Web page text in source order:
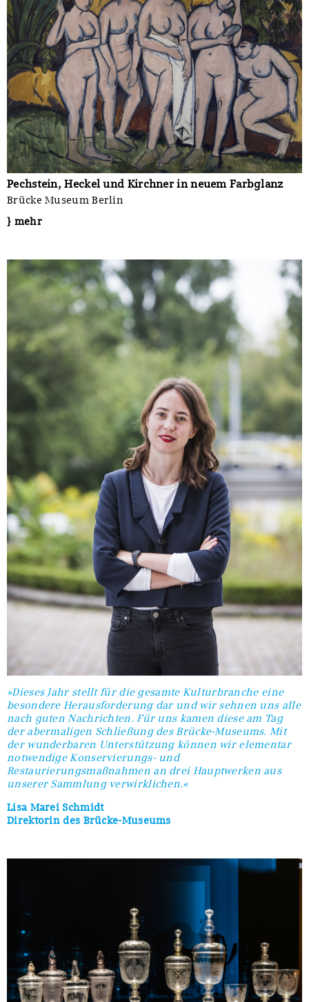
Pechstein, Heckel und Kirchner in neuem Farbglanz
Brücke Museum Berlin
} mehr
»Dieses Jahr stellt für die gesamte Kulturbranche eine
besondere Herausforderung dar und wir sehnen uns alle
nach guten Nachrichten. Für uns kamen diese am Tag
der abermaligen Schließung des Brücke-Museums. Mit
der wunderbaren Unterstützung können wir elementar
notwendige Konservierungs- und
Restaurierungsmaßnahmen an drei Hauptwerken aus
unserer Sammlung verwirklichen.«
Lisa Marei Schmidt
Direktorin des Brücke-Museums